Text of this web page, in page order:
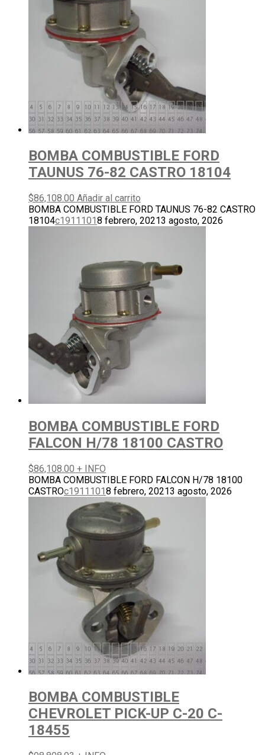
BOMBA COMBUSTIBLE FORD
TAUNUS 76-82 CASTRO 18104
$86,108.00 Añadir al carrito
BOMBA COMBUSTIBLE FORD TAUNUS 76-82 CASTRO
18104c19111018 febrero, 20213 agosto, 2026
BOMBA COMBUSTIBLE FORD
FALCON H/78 18100 CASTRO
$86,108.00 + INFO
BOMBA COMBUSTIBLE FORD FALCON H/78 18100
CASTROc19111018 febrero, 20213 agosto, 2026
BOMBA COMBUSTIBLE
CHEVROLET PICK-UP C-20 C-
18455